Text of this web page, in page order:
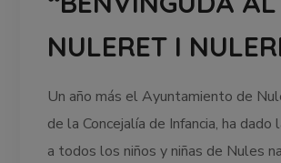
NULERET I
Un año más el Ayuntamiento de
de la Concejalía de Infancia, ha dado
a todos los niños y niñas de Nules